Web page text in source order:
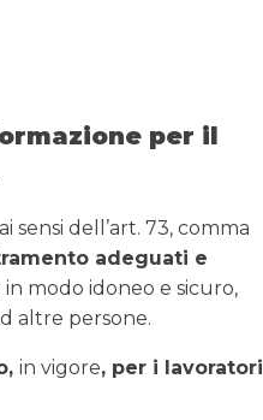
per il
sensi dell’art. 73, comma
adeguati e
modo idoneo e sicuro,
altre persone.
in vigore, per i lavoratori